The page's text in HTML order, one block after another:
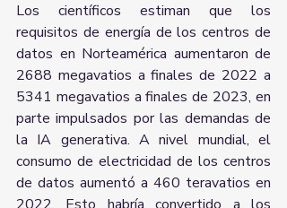
Los científicos estiman que los
requisitos de energía de los centros de
datos en Norteamérica aumentaron de
2688 megavatios a finales de 2022 a
5341 megavatios a finales de 2023, en
parte impulsados por las demandas de
la IA generativa. A nivel mundial, el
consumo de electricidad de los centros
de datos aumentó a 460 teravatios en